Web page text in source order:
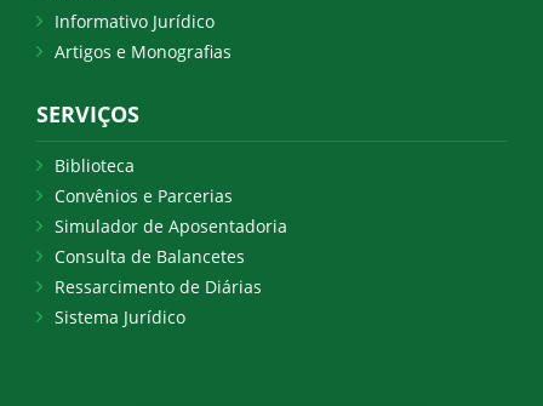
Informativo Jurídico
Artigos e Monografias
SERVIÇOS
Biblioteca
Convênios e Parcerias
Simulador de Aposentadoria
Consulta de Balancetes
Ressarcimento de Diárias
Sistema Jurídico